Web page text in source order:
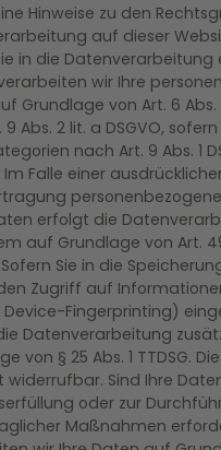
Hinweise zu den
auf dieser
in die Datenverarbeitung
wir Ihre
Grundlage von Art. 6 Abs.
9 Abs. 2 lit. a DSGVO,
nach Art. 9 Abs. 1
Falle einer
erfolgt die
auf Grundlage von Art.
Sofern Sie in die
Zugriff auf
Device-Fingerprinting)
Datenverarbeitung
von § 25 Abs. 1 TTDSG.
widerrufbar. Sind Ihre
oder zur
Maßnahmen